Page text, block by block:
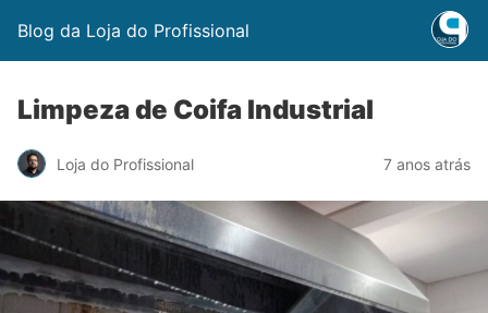
Blog da Loja do Profissional
Limpeza de Coifa Industrial
Loja do Profissional 7 anos atrás